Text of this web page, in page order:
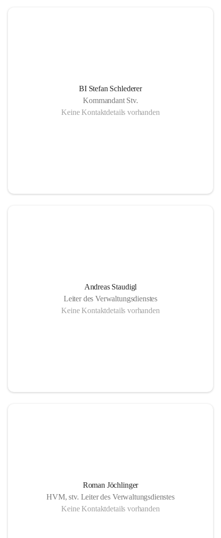
BI Stefan Schlederer
Kommandant Stv.
Keine Kontaktdetails vorhanden
Andreas Staudigl
Leiter des Verwaltungsdienstes
Keine Kontaktdetails vorhanden
Roman Jöchlinger
HVM, stv. Leiter des Verwaltungsdienstes
Keine Kontaktdetails vorhanden